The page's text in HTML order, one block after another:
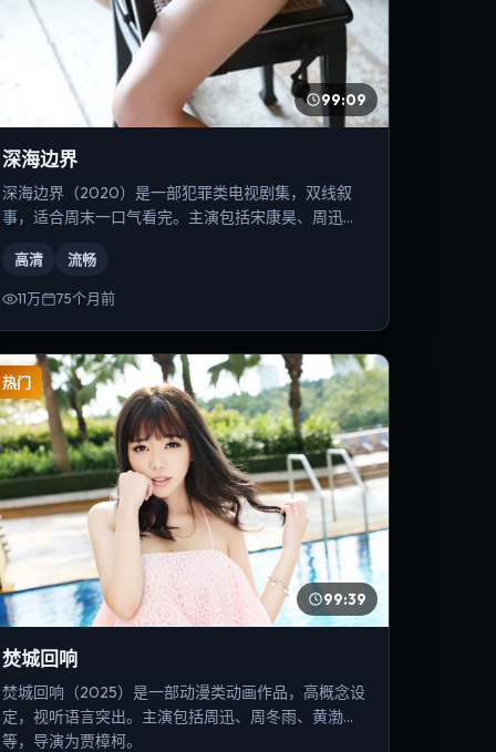
99:09
深海边界
深海边界（2020）是一部犯罪类电视剧集，双线叙
事，适合周末一口气看完。主演包括宋康昊、周迅、
高清 流畅
11万 75个月前
热门
99:39
焚城回响
焚城回响（2025）是一部动漫类动画作品，高概念设
定，视听语言突出。主演包括周迅、周冬雨、黄渤
等，导演为贾樟柯。